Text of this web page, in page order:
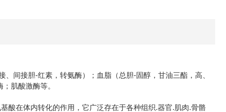
间接胆-红素，转氨酶）；血脂（总胆-固醇，甘油三酯，高、
肌酸激酶等。
酸在体内转化的作用，它广泛存在于各种组织.器官.肌肉.骨骼